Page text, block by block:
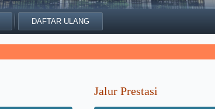
DAFTAR ULANG
Jalur Prestasi